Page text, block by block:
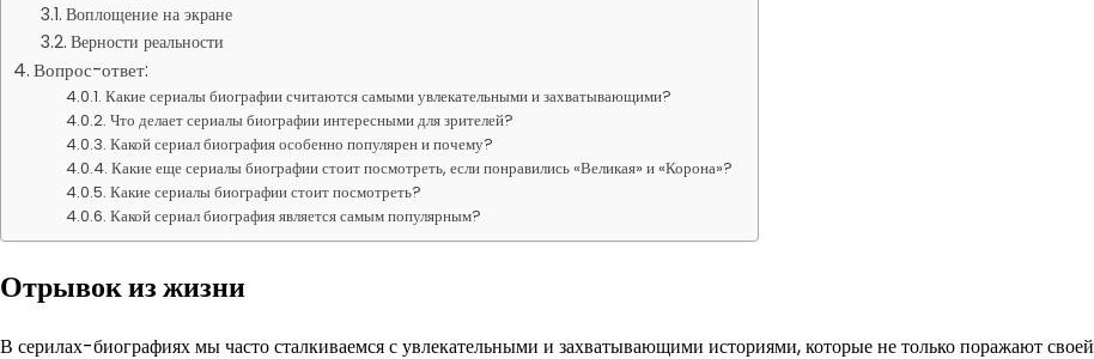
Воплощение на экране
Верности реальности
Вопрос-ответ:
Какие сериалы биографии считаются самыми увлекательными и захватывающими?
Что делает сериалы биографии интересными для зрителей?
Какой сериал биография особенно популярен и почему?
Какие еще сериалы биографии стоит посмотреть, если понравились «Великая» и «Корона»?
Какие сериалы биографии стоит посмотреть?
Какой сериал биография является самым популярным?
Отрывок из жизни
В серилах-биографиях мы часто сталкиваемся с увлекательными и захватывающими историями, которые не только поражают своей